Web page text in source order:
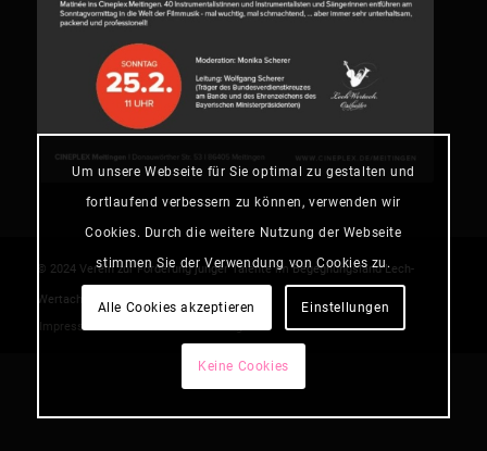
© 2024 Verein zur Förderung junger Talente im Begegnungsland Lech-
Wertach e. V. - Cookie Einstellungen
Impressum
Um unsere Webseite für Sie optimal zu gestalten und
fortlaufend verbessern zu können, verwenden wir
Cookies. Durch die weitere Nutzung der Webseite
stimmen Sie der Verwendung von Cookies zu.
Alle Cookies akzeptieren Einstellungen
Keine Cookies